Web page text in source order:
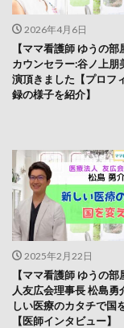
2026年4月6日
【ママ看護師 ゆうの部
カウンセラー:谷ノ上朋
演頂きました【プロフ
録の様子を紹介】
2025年2月22日
【ママ看護師 ゆうの
人友広会理事長 松島勇
しい医療のカタチで国
【医師インタビュー】